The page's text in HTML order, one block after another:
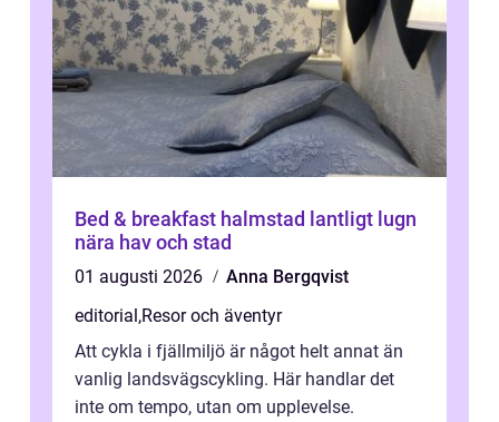
Bed & breakfast halmstad lantligt lugn
nära hav och stad
01 augusti 2026
Anna Bergqvist
editorial,Resor och äventyr
Att cykla i fjällmiljö är något helt annat än
vanlig landsvägscykling. Här handlar det
inte om tempo, utan om upplevelse.